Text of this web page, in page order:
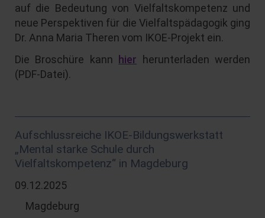
auf die Bedeutung von Vielfaltskompetenz und
neue Perspektiven für die Vielfaltspädagogik ging
Dr. Anna Maria Theren vom IKOE-Projekt ein.
Die Broschüre kann
hier herunterladen werden
(PDF-Datei).
Aufschlussreiche IKOE-Bildungswerkstatt
„Mental starke Schule durch
Vielfaltskompetenz“ in Magdeburg
09.12.2025
Magdeburg